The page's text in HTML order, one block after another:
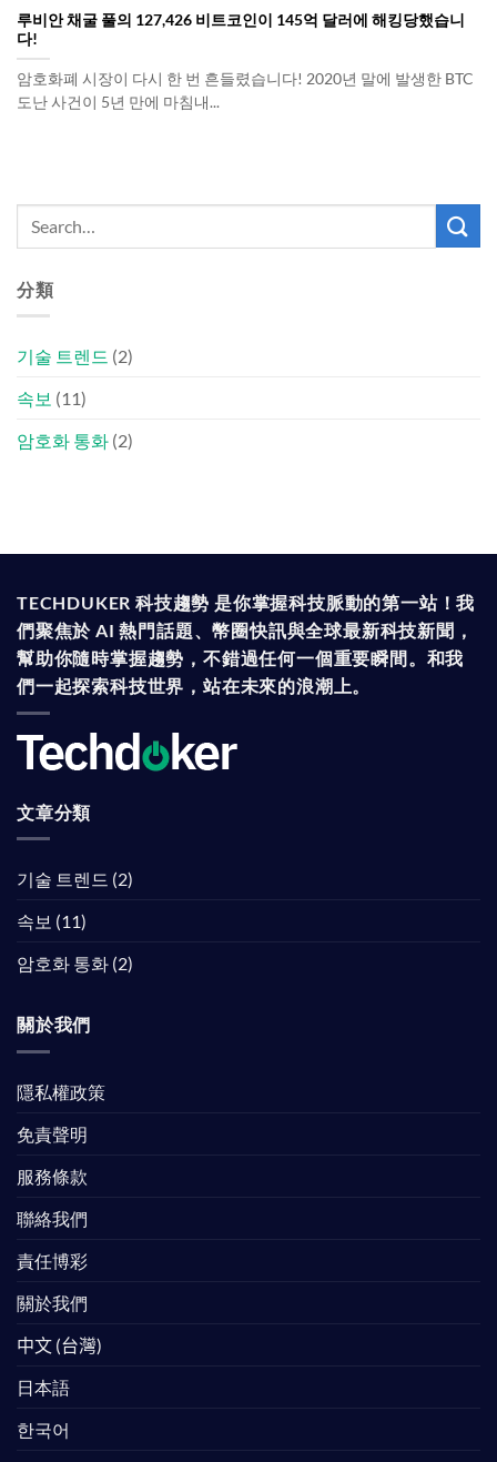
루비안 채굴 풀의 127,426 비트코인이 145억 달러에 해킹당했습니
다!
암호화폐 시장이 다시 한 번 흔들렸습니다! 2020년 말에 발생한 BTC
도난 사건이 5년 만에 마침내...
分類
기술 트렌드 (2)
속보 (11)
암호화 통화 (2)
TECHDUKER 科技趨勢 是你掌握科技脈動的第一站！我
們聚焦於 AI 熱門話題、幣圈快訊與全球最新科技新聞，
幫助你隨時掌握趨勢，不錯過任何一個重要瞬間。和我
們一起探索科技世界，站在未來的浪潮上。
文章分類
기술 트렌드 (2)
속보 (11)
암호화 통화 (2)
關於我們
隱私權政策
免責聲明
服務條款
聯絡我們
責任博彩
關於我們
中文 (台灣)
日本語
한국어